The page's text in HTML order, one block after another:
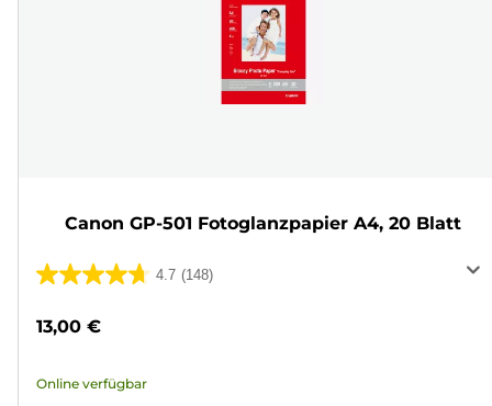
Canon GP-501 Fotoglanzpapier A4, 20 Blatt
4.7 (148)
4.7
5
148
13,00 €
Online verfügbar